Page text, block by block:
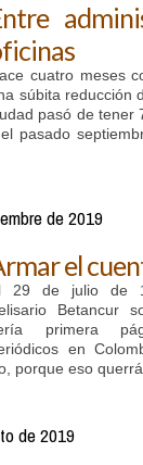
cuatro meses
súbita reducción
pasó de tener
pasado
de 2019
el
29 de julio de
Betancur
primera
en
porque eso
de 2019